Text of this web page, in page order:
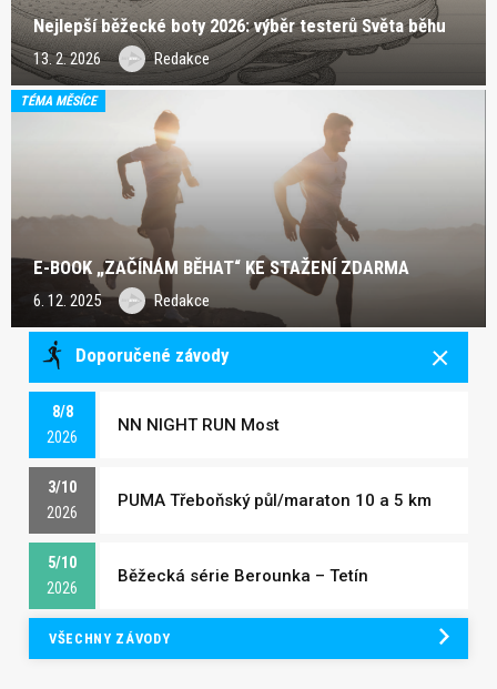
Nejlepší běžecké boty 2026: výběr testerů Světa běhu
13. 2. 2026 Redakce
TÉMA MĚSÍCE
E-BOOK „ZAČÍNÁM BĚHAT“ KE STAŽENÍ ZDARMA
6. 12. 2025 Redakce
Doporučené závody
8/8
2026
NN NIGHT RUN Most
3/10
2026
PUMA Třeboňský půl/maraton 10 a 5 km
5/10
2026
Běžecká série Berounka – Tetín
VŠECHNY ZÁVODY